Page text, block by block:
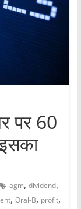
पर 60
agm, dividend,
, Oral-B, profit,